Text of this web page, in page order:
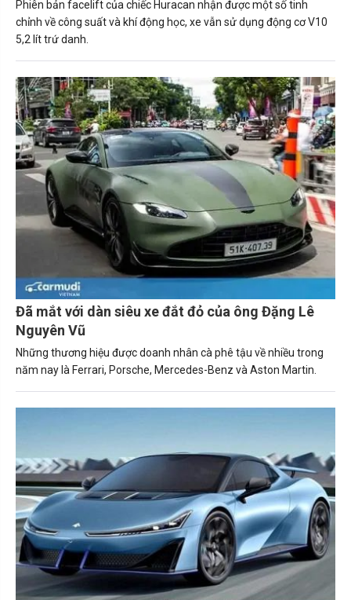
Phiên bản facelift của chiếc Huracan nhận được một số tinh
chỉnh về công suất và khí động học, xe vẫn sử dụng động cơ V10
5,2 lít trứ danh.
Đã mắt với dàn siêu xe đắt đỏ của ông Đặng Lê
Nguyên Vũ
Những thương hiệu được doanh nhân cà phê tậu về nhiều trong
năm nay là Ferrari, Porsche, Mercedes-Benz và Aston Martin.